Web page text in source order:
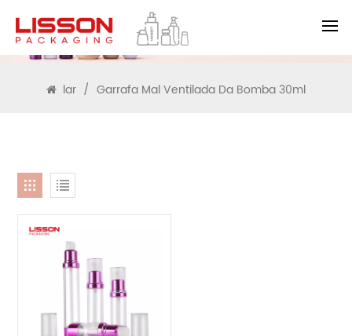
PROCURAR
lar / Garrafa Mal Ventilada Da Bomba 30ml